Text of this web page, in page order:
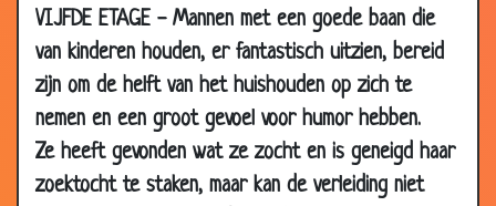
VIJFDE ETAGE - Mannen met een goede baan die
van kinderen houden, er fantastisch uitzien, bereid
zijn om de helft van het huishouden op zich te
nemen en een groot gevoel voor humor hebben.
Ze heeft gevonden wat ze zocht en is geneigd haar
zoektocht te staken, maar kan de verleiding niet